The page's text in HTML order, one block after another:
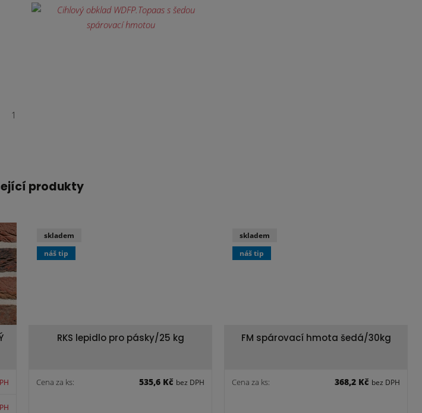
1
produkty
RKS lepidlo pro pásky/25 kg
Cena za ks: 535,6 Kč bez DPH
skladem
náš tip
FM spárovací hmota šedá/30kg
Cena za ks: 368,2 Kč bez DPH
skladem
náš tip